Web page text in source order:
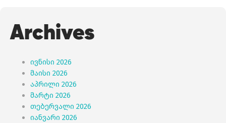
Archives
ივნისი 2026
მაისი 2026
აპრილი 2026
მარტი 2026
თებერვალი 2026
იანვარი 2026